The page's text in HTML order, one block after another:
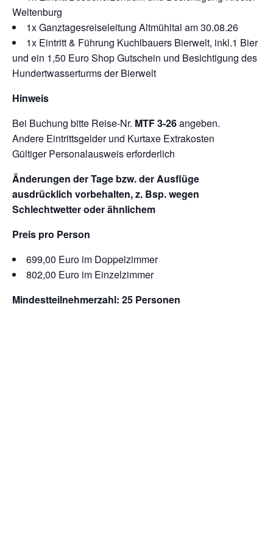
Weltenburg
1x Ganztagesreiseleitung Altmühltal am 30.08.26
1x Eintritt & Führung Kuchlbauers Bierwelt, inkl.1 Bier
und ein 1,50 Euro Shop Gutschein und Besichtigung des
Hundertwasserturms der Bierwelt
Hinweis
Bei Buchung bitte Reise-Nr. MTF 3-26angeben.
Andere Eintrittsgelder und Kurtaxe Extrakosten
Gültiger Personalausweis erforderlich
Änderungen der Tage bzw. der Ausflüge
ausdrücklich vorbehalten, z. Bsp. wegen
Schlechtwetter oder ähnlichem
Preis pro Person
699,00 Euro im Doppelzimmer
802,00 Euro im Einzelzimmer
Mindestteilnehmerzahl: 25 Personen